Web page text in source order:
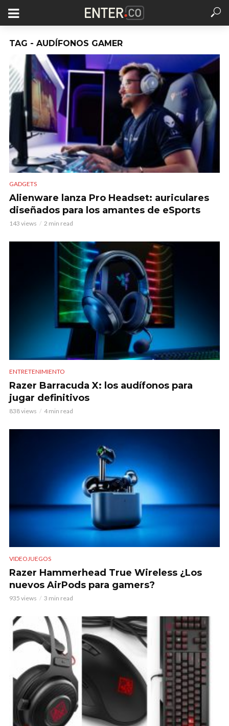
TAG - AUDÍFONOS GAMER
GADGETS
Alienware lanza Pro Headset: auriculares
diseñados para los amantes de eSports
143 views 2 min read
ENTRETENIMIENTO
Razer Barracuda X: los audífonos para
jugar definitivos
838 views 4 min read
VIDEOJUEGOS
Razer Hammerhead True Wireless ¿Los
nuevos AirPods para gamers?
935 views 3 min read